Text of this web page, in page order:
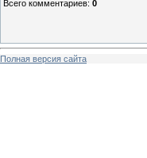
Всего комментариев: 0
Полная версия сайта